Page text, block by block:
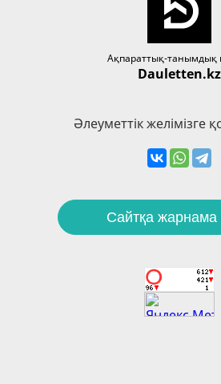
Ақпараттық-танымдық
Dauletten.kz
Әлеуметтік желімізге
Сайтқа жарнама